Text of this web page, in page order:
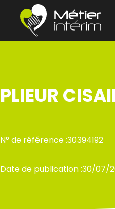
PLIEUR
N° de référence :30394192
Date de publication :30/07/
Panneau de gestion des